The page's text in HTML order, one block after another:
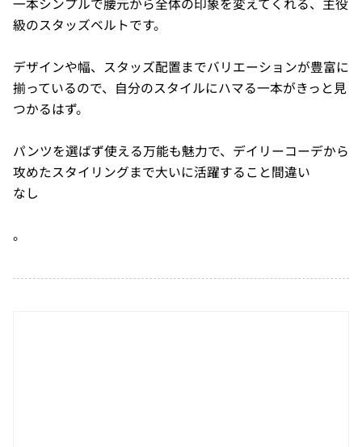
級のスタッズベルトです。
デザインや幅、スタッズ配置までバリエーションが豊富に
揃っているので、自分のスタイルにハマる一本がきっと見
つかるはず。
パンツを選ばず使える万能も魅力で、デイリーコーデから
攻めたスタイリングまで大いに活躍すること間違い
なし
。